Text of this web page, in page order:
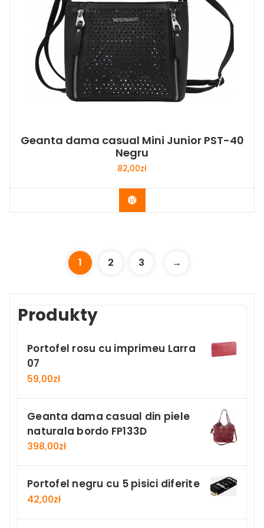
Geanta dama casual Mini Junior PST-40
Negru
82,00zł
Buy Now
1 2 3 →
Produkty
Portofel rosu cu imprimeu Larra
07
59,00zł
Geanta dama casual din piele
naturala bordo FP133D
398,00zł
Portofel negru cu 5 pisici diferite
42,00zł